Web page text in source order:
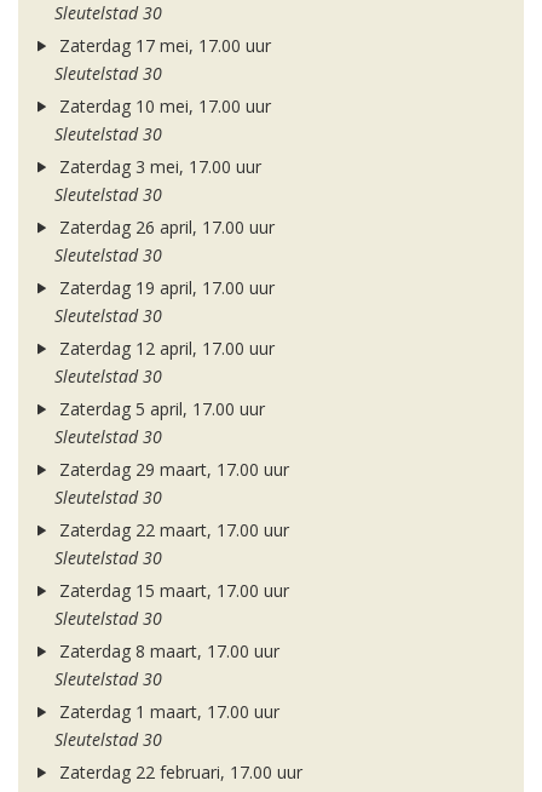
Sleutelstad 30
Zaterdag 17 mei, 17.00 uur
Sleutelstad 30
Zaterdag 10 mei, 17.00 uur
Sleutelstad 30
Zaterdag 3 mei, 17.00 uur
Sleutelstad 30
Zaterdag 26 april, 17.00 uur
Sleutelstad 30
Zaterdag 19 april, 17.00 uur
Sleutelstad 30
Zaterdag 12 april, 17.00 uur
Sleutelstad 30
Zaterdag 5 april, 17.00 uur
Sleutelstad 30
Zaterdag 29 maart, 17.00 uur
Sleutelstad 30
Zaterdag 22 maart, 17.00 uur
Sleutelstad 30
Zaterdag 15 maart, 17.00 uur
Sleutelstad 30
Zaterdag 8 maart, 17.00 uur
Sleutelstad 30
Zaterdag 1 maart, 17.00 uur
Sleutelstad 30
Zaterdag 22 februari, 17.00 uur